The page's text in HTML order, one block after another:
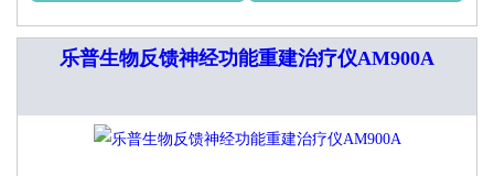
乐普生物反馈神经功能重建治疗仪AM900A